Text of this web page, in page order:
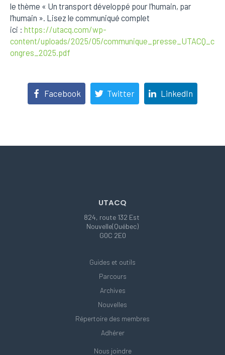
le thème « Un transport développé pour l’humain, par
l’humain ». Lisez le communiqué complet
ici : https://utacq.com/wp-
content/uploads/2025/05/communique_presse_UTACQ_c
ongres_2025.pdf
Facebook Twitter LinkedIn
UTACQ
824, route 132 Est
Nouvelle(Québec)
G0C 2E0
Guides et outils
Parcours
Archives
Nouvelles
Répertoire des membres
Adhérer
Nous joindre